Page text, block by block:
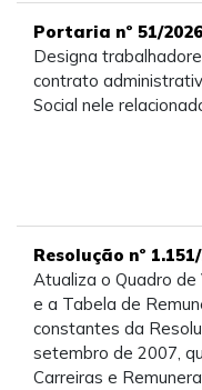
Portaria nº 51/2026
Designa
contrato
Social nele
Resolução nº
Atualiza o Quadro de
e a Tabela de
constantes da
setembro de 2007,
Carreiras e